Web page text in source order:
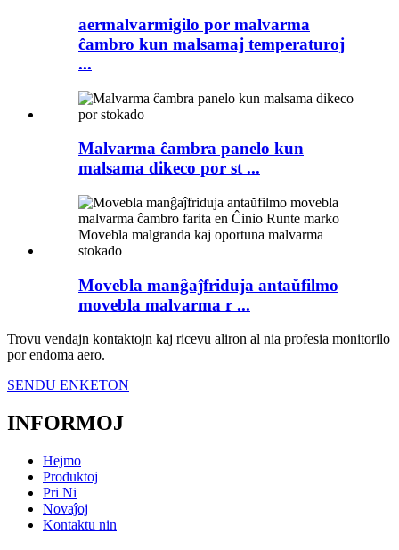
aermalvarmigilo por malvarma
ĉambro kun malsamaj temperaturoj
...
Malvarma ĉambra panelo kun
malsama dikeco por st ...
Movebla manĝaĵfriduja antaŭfilmo
movebla malvarma r ...
Trovu vendajn kontaktojn kaj ricevu aliron al nia profesia monitorilo
por endoma aero.
SENDU ENKETON
INFORMOJ
Hejmo
Produktoj
Pri Ni
Novaĵoj
Kontaktu nin